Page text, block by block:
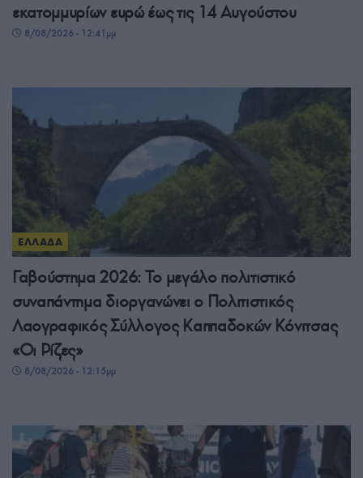
εκατομμυρίων ευρώ έως τις 14 Αυγούστου
8/08/2026 - 12:41μμ
ΕΛΛΑΔΑ
Γαβούστημα 2026: Το μεγάλο πολιτιστικό
συναπάντημα διοργανώνει ο Πολιτιστικός
Λαογραφικός Σύλλογος Καππαδοκών Κόνιτσας
«Οι Ρίζες»
8/08/2026 - 12:15μμ